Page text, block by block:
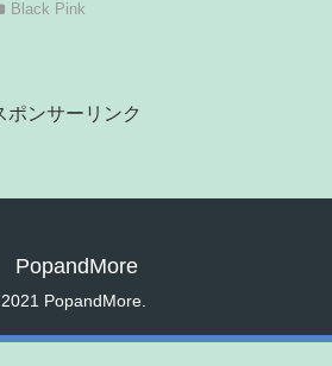
Black Pink
ポンサーリンク
PopandMore
PopandMore.